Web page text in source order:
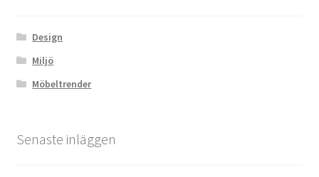
Design
Miljö
Möbeltrender
Senaste inläggen